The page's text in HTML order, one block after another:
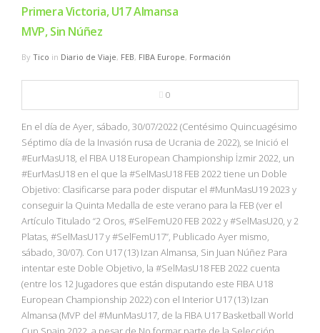
Primera Victoria, U17 Almansa
MVP, Sin Núñez
By Tico in Diario de Viaje, FEB, FIBA Europe, Formación
0
En el día de Ayer, sábado, 30/07/2022 (Centésimo Quincuagésimo
Séptimo día de la Invasión rusa de Ucrania de 2022), se Inició el
#EurMasU18, el FIBA U18 European Championship İzmir 2022, un
#EurMasU18 en el que la #SelMasU18 FEB 2022 tiene un Doble
Objetivo: Clasificarse para poder disputar el #MunMasU19 2023 y
conseguir la Quinta Medalla de este verano para la FEB (ver el
Artículo Titulado “2 Oros, #SelFemU20 FEB 2022 y #SelMasU20, y 2
Platas, #SelMasU17 y #SelFemU17”, Publicado Ayer mismo,
sábado, 30/07). Con U17 (13) Izan Almansa, Sin Juan Núñez Para
intentar este Doble Objetivo, la #SelMasU18 FEB 2022 cuenta
(entre los 12 Jugadores que están disputando este FIBA U18
European Championship 2022) con el Interior U17 (13) Izan
Almansa (MVP del #MunMasU17, de la FIBA U17 Basketball World